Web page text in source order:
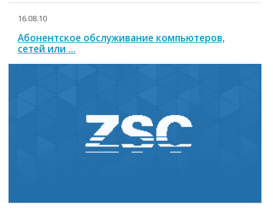
16.08.10
Абонентское обслуживание компьютеров,
сетей или …